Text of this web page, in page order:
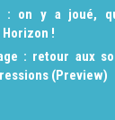
: on y a joué,
!
: retour aux
(Preview)